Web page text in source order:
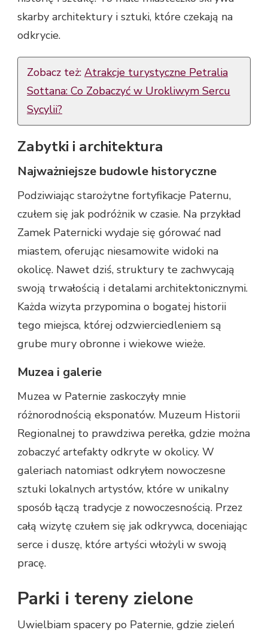
skarby architektury i sztuki, które czekają na
odkrycie.
Zobacz też: Atrakcje turystyczne Petralia
Sottana: Co Zobaczyć w Urokliwym Sercu
Sycylii?
Zabytki i architektura
Najważniejsze budowle historyczne
Podziwiając starożytne fortyfikacje Paternu,
czułem się jak podróżnik w czasie. Na przykład
Zamek Paternicki wydaje się górować nad
miastem, oferując niesamowite widoki na
okolicę. Nawet dziś, struktury te zachwycają
swoją trwałością i detalami architektonicznymi.
Każda wizyta przypomina o bogatej historii
tego miejsca, której odzwierciedleniem są
grube mury obronne i wiekowe wieże.
Muzea i galerie
Muzea w Paternie zaskoczyły mnie
różnorodnością eksponatów. Muzeum Historii
Regionalnej to prawdziwa perełka, gdzie można
zobaczyć artefakty odkryte w okolicy. W
galeriach natomiast odkryłem nowoczesne
sztuki lokalnych artystów, które w unikalny
sposób łączą tradycje z nowoczesnością. Przez
całą wizytę czułem się jak odkrywca, doceniając
serce i duszę, które artyści włożyli w swoją
pracę.
Parki i tereny zielone
Uwielbiam spacery po Paternie, gdzie zieleń